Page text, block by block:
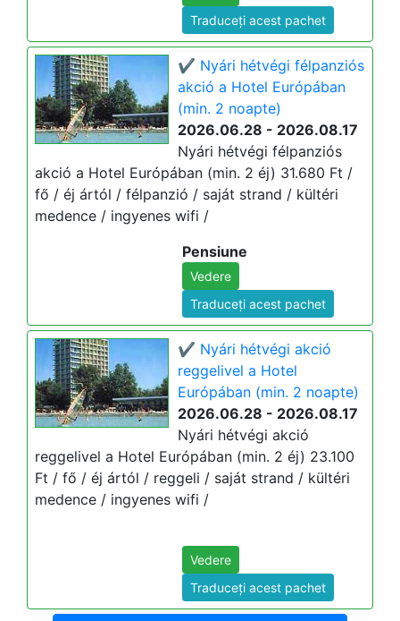
Traduceți acest pachet
✔️ Nyári hétvégi félpanziós
akció a Hotel Európában
(min. 2 noapte)
2026.06.28 - 2026.08.17
Nyári hétvégi félpanziós
akció a Hotel Európában (min. 2 éj) 31.680 Ft /
fő / éj ártól / félpanzió / saját strand / kültéri
medence / ingyenes wifi /
Pensiune
Vedere
Traduceți acest pachet
✔️ Nyári hétvégi akció
reggelivel a Hotel
Európában (min. 2 noapte)
2026.06.28 - 2026.08.17
Nyári hétvégi akció
reggelivel a Hotel Európában (min. 2 éj) 23.100
Ft / fő / éj ártól / reggeli / saját strand / kültéri
medence / ingyenes wifi /
Vedere
Traduceți acest pachet